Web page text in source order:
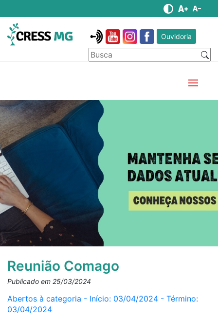
Ouvidoria
Reunião Comago
Publicado em 25/03/2024
Abertos à categoria - Início: 03/04/2024 - Término:
03/04/2024